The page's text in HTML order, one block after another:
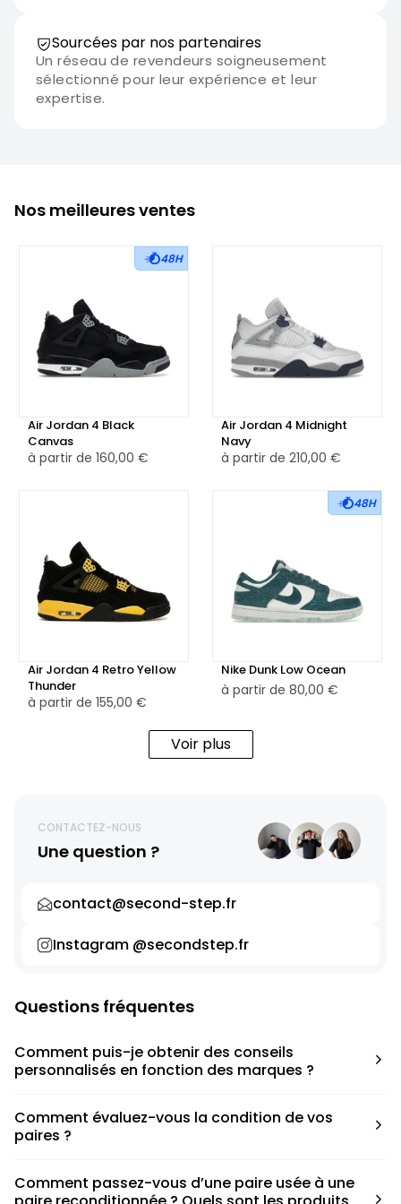
Sourcées par nos partenaires
Un réseau de revendeurs soigneusement
sélectionné pour leur expérience et leur
expertise.
Nos meilleures ventes
48H
Air Jordan 4 Black
Canvas
à partir de 160,00 €
Air Jordan 4 Midnight
Navy
à partir de 210,00 €
Air Jordan 4 Retro Yellow
Thunder
à partir de 155,00 €
48H
Nike Dunk Low Ocean
à partir de 80,00 €
Voir plus
CONTACTEZ-NOUS
Une question ?
contact@second-step.fr
Instagram @secondstep.fr
Questions fréquentes
Comment puis-je obtenir des conseils
personnalisés en fonction des marques ?
pour déterminer la taille appropriée, que ce soit une taille
en dessous, au-dessus ou correspondant à votre taille
Comment évaluez-vous la condition de vos
paires ?
défauts spécifiques de chaque paire.
Comment passez-vous d’une paire usée à une